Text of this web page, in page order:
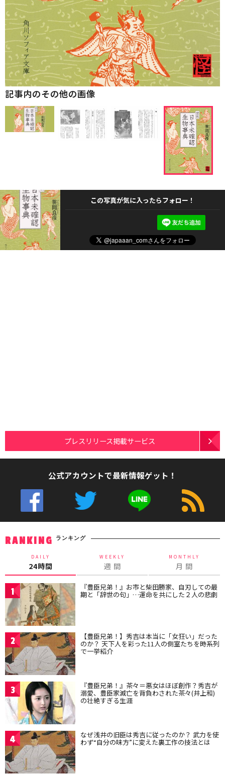
記事内のその他の画像
この写真が気に入ったらフォロー！
プレスリリース掲載サービス
公式アカウントで最新情報ゲット！
RANKING ランキング
DAILY
24時間
WEEKLY
週 間
MONTHLY
月 間
1 『豊臣兄弟！』お市と柴田勝家、自刃しての最
期と「辞世の句」…運命を共にした２人の悲劇
2 【豊臣兄弟！】秀吉は本当に「女狂い」だった
のか？ 天下人を彩った11人の側室たちを時系列
で一挙紹介
3 『豊臣兄弟！』茶々＝悪女はほぼ創作？秀吉が
溺愛、豊臣家滅亡を背負わされた茶々(井上和)
の壮絶すぎる生涯
4 なぜ浅井の旧臣は秀吉に従ったのか？ 武力を使
わず“自分の味方”に変えた裏工作の技法とは